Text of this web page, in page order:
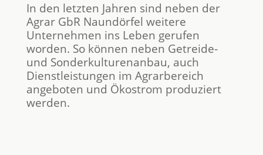
In den letzten Jahren sind neben der
Agrar GbR Naundörfel weitere
Unternehmen ins Leben gerufen
worden. So können neben Getreide-
und Sonderkulturenanbau, auch
Dienstleistungen im Agrarbereich
angeboten und Ökostrom produziert
werden.